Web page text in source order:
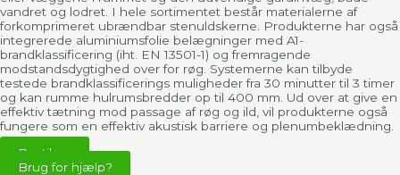
vandret og lodret. I hele sortimentet består materialerne af
forkomprimeret ubrændbar stenuldskerne. Produkterne har også
integrerede aluminiumsfolie belægninger med A1-
brandklassificering (iht. EN 13501-1) og fremragende
modstandsdygtighed over for røg. Systemerne kan tilbyde
testede brandklassificerings muligheder fra 30 minutter til 3 timer
og kan rumme hulrumsbredder op til 400 mm. Ud over at give en
effektiv tætning mod passage af røg og ild, vil produkterne også
fungere som en effektiv akustisk barriere og plenumbeklædning.
Bestil nu
Brug for hjælp?